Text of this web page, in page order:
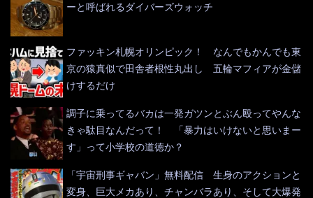
ーと呼ばれるダイバーズウォッチ
ファッキン札幌オリンピック！ なんでもかんでも東
京の猿真似で田舎者根性丸出し 五輪マフィアが金儲
けするだけ
調子に乗ってるバカは一発ガツンとぶん殴ってやんな
きゃ駄目なんだって！ 「暴力はいけないと思いまー
す」って小学校の道徳か？
「宇宙刑事ギャバン」無料配信 生身のアクションと
変身、巨大メカあり、チャンバラあり、そして大爆発